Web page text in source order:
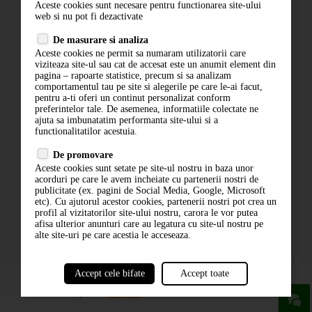
Contact
Politica de confidentialitate
ANPC
ABONARE LA NEWSLETTER
ABONARE
Aceste cookies sunt necesare pentru functionarea site-ului
web si nu pot fi dezactivate
De masurare si analiza
Aceste cookies ne permit sa numaram utilizatorii care
viziteaza site-ul sau cat de accesat este un anumit element din
pagina – rapoarte statistice, precum si sa analizam
comportamentul tau pe site si alegerile pe care le-ai facut,
pentru a-ti oferi un continut personalizat conform
preferintelor tale. De asemenea, informatiile colectate ne
ajuta sa imbunatatim performanta site-ului si a
functionalitatilor acestuia.
De promovare
Aceste cookies sunt setate pe site-ul nostru in baza unor
acorduri pe care le avem incheiate cu partenerii nostri de
publicitate (ex. pagini de Social Media, Google, Microsoft
etc). Cu ajutorul acestor cookies, partenerii nostri pot crea un
profil al vizitatorilor site-ului nostru, carora le vor putea
afisa ulterior anunturi care au legatura cu site-ul nostru pe
alte site-uri pe care acestia le acceseaza.
Accept cele bifate Accept toate